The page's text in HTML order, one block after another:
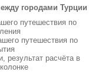
городами Турции
путешествия по
путешествия по
результат расчёта в